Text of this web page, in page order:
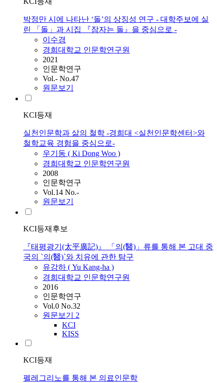
박정만 시에 나타난 ‘돌’의 상징성 연구 - 대학주보에 실
린 「돌」과 시집 『잠자는 돌』을 중심으로 -
이수경
경희대학교 인문학연구원
2021
인문학연구
Vol.- No.47
원문보기
KCI등재
실천인문학과 삶의 철학 -경희대 <실천인문학센터>와
철학교육 경험을 중심으로-
우기동 ( Ki Dong Woo )
경희대학교 인문학연구원
2008
인문학연구
Vol.14 No.-
원문보기
KCI등재후보
『태평광기(太平廣記)』 「의(醫)」류를 통해 본 고대 중
국의 `의(醫)`와 치유에 관한 탐구
유강하 ( Yu Kang-ha )
경희대학교 인문학연구원
2016
인문학연구
Vol.0 No.32
원문보기 2
KCI
KISS
KCI등재
펠레그리노를 통해 본 의료인문학